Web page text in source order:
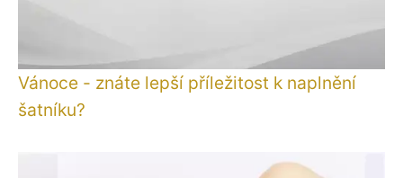
Vánoce - znáte lepší příležitost k naplnění
šatníku?